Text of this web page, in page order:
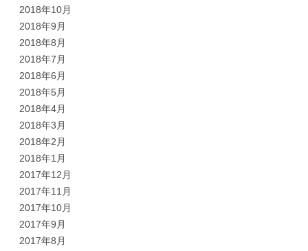
2018年10月
2018年9月
2018年8月
2018年7月
2018年6月
2018年5月
2018年4月
2018年3月
2018年2月
2018年1月
2017年12月
2017年11月
2017年10月
2017年9月
2017年8月